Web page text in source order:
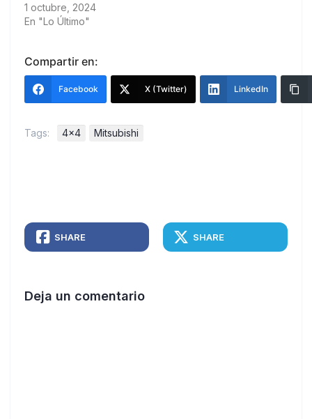
1 octubre, 2024
En "Lo Último"
Compartir en:
Facebook X (Twitter) LinkedIn
Tags: 4x4 Mitsubishi
SHARE SHARE
Deja un comentario